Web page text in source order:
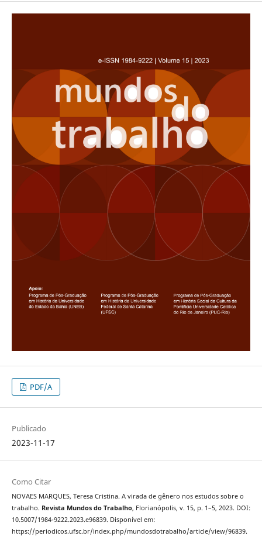
PDF/A
Publicado
2023-11-17
Como Citar
NOVAES MARQUES, Teresa Cristina. A virada de gênero nos estudos sobre o
trabalho. Revista Mundos do Trabalho, Florianópolis, v. 15, p. 1–5, 2023. DOI:
10.5007/1984-9222.2023.e96839. Disponível em:
https://periodicos.ufsc.br/index.php/mundosdotrabalho/article/view/96839.